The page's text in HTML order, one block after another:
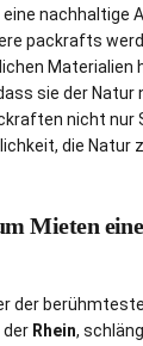
nachhaltige
packrafts
Materialien
sie der Natur
nicht nur
die Natur
Mieten
der
der Rhein,